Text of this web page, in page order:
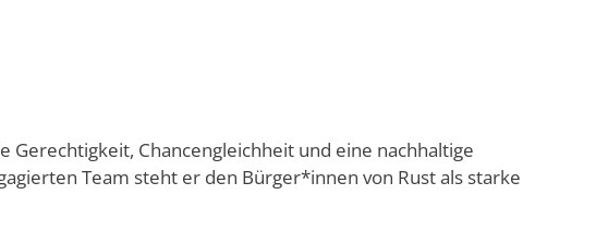
Gerechtigkeit, Chancengleichheit und eine nachhaltige
Team steht er den Bürger*innen von Rust als starke